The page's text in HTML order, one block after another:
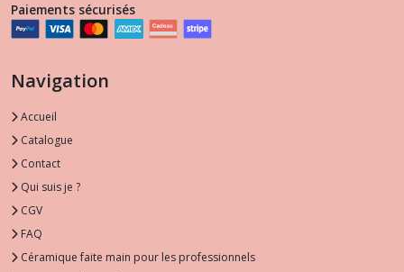
Paiements sécurisés
Navigation
Accueil
Catalogue
Contact
Qui suis je ?
CGV
FAQ
Céramique faite main pour les professionnels